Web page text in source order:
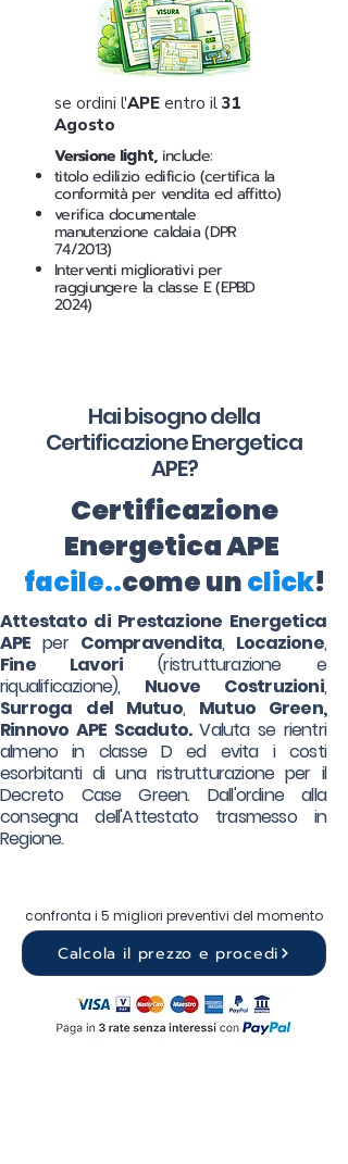
se ordini l'APE entro il 31
Agosto
Versione light,include:
titolo edilizio edificio (certifica la
conformità per vendita ed affitto)
verifica documentale
manutenzione caldaia (DPR
74/2013)
Interventi migliorativi per
raggiungere la classe E (EPBD
2024)
Hai bisogno della
Certificazione Energetica
APE?
Certificazione
Energetica APE
facile..come unclick!
Attestato di Prestazione Energetica
APE per Compravendita, Locazione,
Fine Lavori (ristrutturazione e
riqualificazione), Nuove Costruzioni,
Surroga
del Mutuo, Mutuo Green,
Rinnovo APE Scaduto.Valuta se rientri
almeno in classe D ed evita i costi
esorbitanti di una ristrutturazione per il
Decreto Case Green. Dall'ordine alla
consegna dell'Attestato trasmesso in
Regione.
confronta i 5 migliori preventivi del momento
Calcola il prezzo e procedi